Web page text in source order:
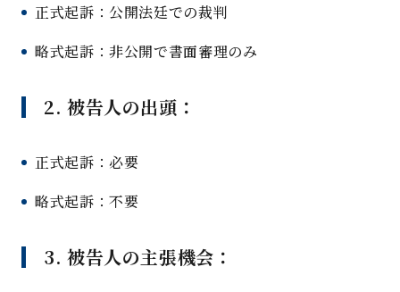
正式起訴：公開法廷での裁判
略式起訴：非公開で書面審理のみ
2. 被告人の出頭：
正式起訴：必要
略式起訴：不要
3. 被告人の主張機会：